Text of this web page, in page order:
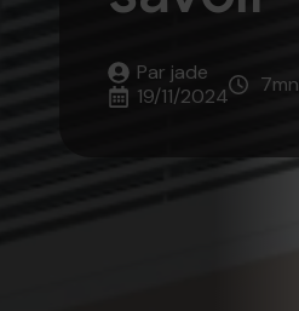
Par jade
19/11/2024
7mn